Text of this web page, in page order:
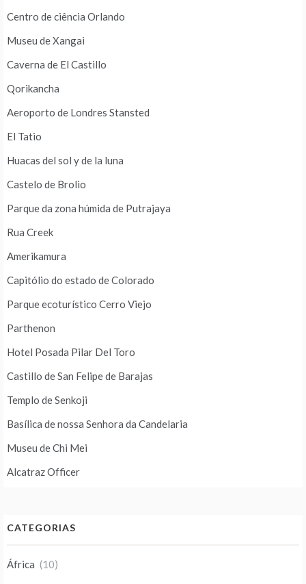
Centro de ciência Orlando
Museu de Xangai
Caverna de El Castillo
Qorikancha
Aeroporto de Londres Stansted
El Tatio
Huacas del sol y de la luna
Castelo de Brolio
Parque da zona húmida de Putrajaya
Rua Creek
Amerikamura
Capitólio do estado de Colorado
Parque ecoturístico Cerro Viejo
Parthenon
Hotel Posada Pilar Del Toro
Castillo de San Felipe de Barajas
Templo de Senkoji
Basílica de nossa Senhora da Candelaria
Museu de Chi Mei
Alcatraz Officer
CATEGORIAS
África (10)